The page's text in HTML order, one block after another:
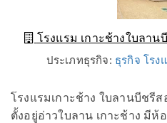
โรงแรม เกาะช้างใบลา
ประเภทธุรกิจ: ธุรกิจ โรง
โรงแรมเกาะช้าง ใบลานบีชรี
ตั้งอยู่อ่าวใบลาน เกาะช้าง มีห้